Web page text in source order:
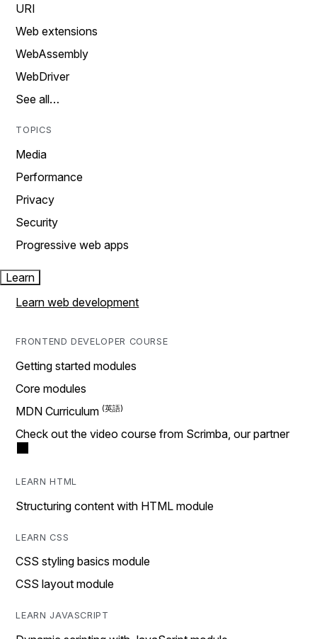
URI
Web extensions
WebAssembly
WebDriver
See all…
TOPICS
Media
Performance
Privacy
Security
Progressive web apps
Learn
Learn web development
FRONTEND DEVELOPER COURSE
Getting started modules
Core modules
MDN Curriculum
Check out the video course from Scrimba, our partner
LEARN HTML
Structuring content with HTML module
LEARN CSS
CSS styling basics module
CSS layout module
LEARN JAVASCRIPT